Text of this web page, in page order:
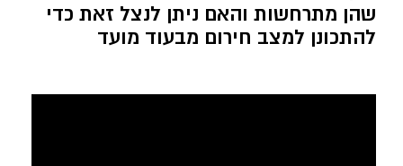
שהן מתרחשות והאם ניתן לנצל זאת כדי
להתכונן למצב חירום מבעוד מועד